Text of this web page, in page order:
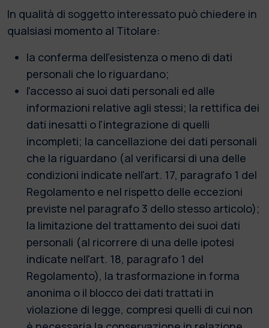
In qualità di soggetto interessato può chiedere in
qualsiasi momento al Titolare:
la conferma dell’esistenza o meno di dati
personali che lo riguardano;
l'accesso ai suoi dati personali ed alle
informazioni relative agli stessi; la rettifica dei
dati inesatti o l'integrazione di quelli
incompleti; la cancellazione dei dati personali
che la riguardano (al verificarsi di una delle
condizioni indicate nell'art. 17, paragrafo 1 del
Regolamento e nel rispetto delle eccezioni
previste nel paragrafo 3 dello stesso articolo);
la limitazione del trattamento dei suoi dati
personali (al ricorrere di una delle ipotesi
indicate nell'art. 18, paragrafo 1 del
Regolamento), la trasformazione in forma
anonima o il blocco dei dati trattati in
violazione di legge, compresi quelli di cui non